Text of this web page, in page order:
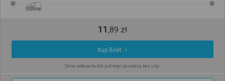
11,89 zł
Kup Bilet
Cena całkowita dla jednego pasażera bez ulgi